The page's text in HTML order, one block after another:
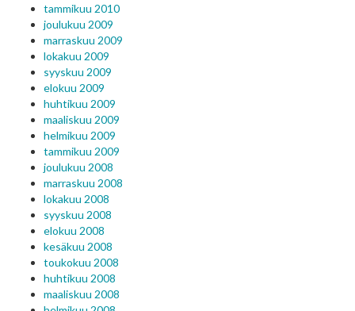
tammikuu 2010
joulukuu 2009
marraskuu 2009
lokakuu 2009
syyskuu 2009
elokuu 2009
huhtikuu 2009
maaliskuu 2009
helmikuu 2009
tammikuu 2009
joulukuu 2008
marraskuu 2008
lokakuu 2008
syyskuu 2008
elokuu 2008
kesäkuu 2008
toukokuu 2008
huhtikuu 2008
maaliskuu 2008